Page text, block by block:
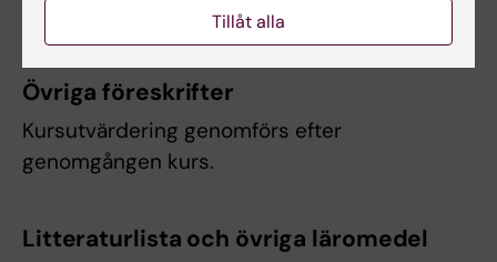
inom en 2-årsperiod efter kursens slut.
Övriga föreskrifter
Kursutvärdering genomförs efter
genomgången kurs.
Litteraturlista och övriga läromedel
Tillåt alla